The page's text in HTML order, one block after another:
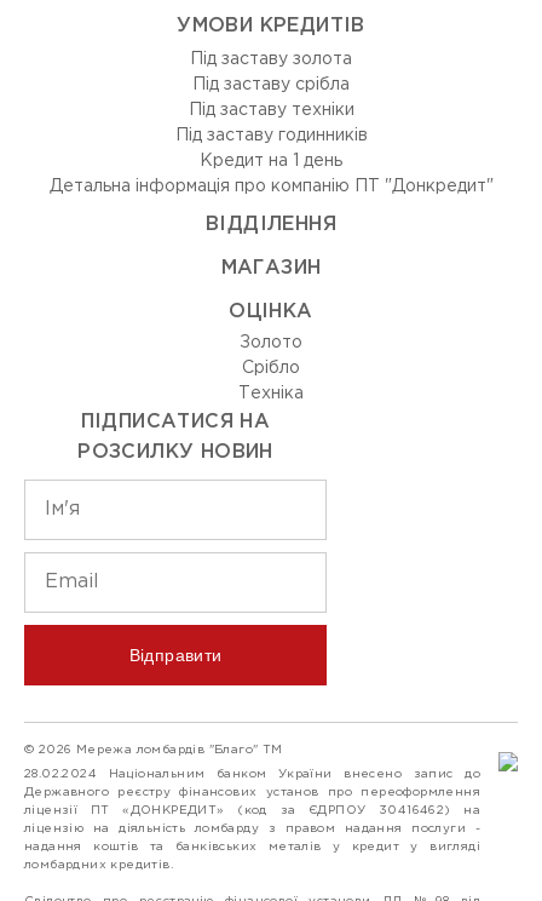
УМОВИ КРЕДИТІВ
Під заставу золота
Під заставу срібла
Під заставу техніки
Під заставу годинників
Кредит на 1 день
Детальна інформація про компанію ПТ "Донкредит"
ВIДДIЛЕННЯ
МАГАЗИН
ОЦIНКА
Золото
Срiбло
Технiка
ПІДПИСАТИСЯ НА
РОЗСИЛКУ НОВИН
Відправити
© 2026 Мережа ломбардів "Благо" ТМ
28.02.2024 Національним банком України внесено запис до
Державного реєстру фінансових установ про переоформлення
ліцензії ПТ «ДОНКРЕДИТ» (код за ЄДРПОУ 30416462) на
ліцензію на діяльність ломбарду з правом надання послуги -
надання коштів та банківських металів у кредит у вигляді
ломбардних кредитів.